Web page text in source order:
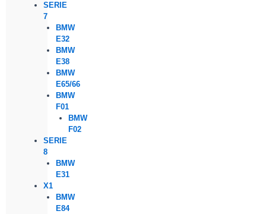
SERIE
7
BMW
E32
BMW
E38
BMW
E65/66
BMW
F01
BMW
F02
SERIE
8
BMW
E31
X1
BMW
E84